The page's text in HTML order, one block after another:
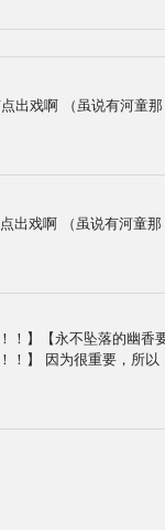
出戏啊 （虽说有河童那
出戏啊 （虽说有河童那
！】【永不坠落的幽香
！】 因为很重要，所以